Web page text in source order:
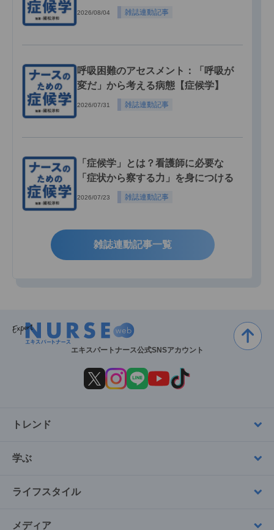
2026/08/04 雑誌連動記事
呼吸困難のアセスメント：「呼吸が
変だ」から考える病態【症候学】
2026/07/31 雑誌連動記事
「症候学」とは？看護師に必要な
「症状から察する力」を身につける
2026/07/23 雑誌連動記事
雑誌連動記事一覧
エキスパートナース公式SNSアカウント
トレンド
学ぶ
ライフスタイル
メディア